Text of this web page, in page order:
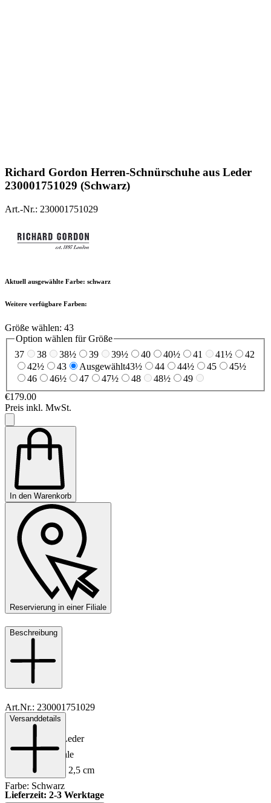
Richard Gordon Herren-Schnürschuhe aus Leder
230001751029 (Schwarz)
Art.-Nr.: 230001751029
Aktuell ausgewählte Farbe: schwarz
Weitere verfügbare Farben:
Größe wählen: 43
Option wählen für Größe
37
38 38½ 39 39½ 40 40½ 41 41½
42
42½
43 Ausgewählt43½ 44 44½ 45
45½
46
46½ 47 47½ 48 48½
49
€179.00
Preis inkl. MwSt.
In den Warenkorb
Reservierung in einer Filiale
Beschreibung
Art.Nr.: 230001751029
Material: Leder
Innenmaterial: Leder
Sohle: Ledersohle
Absatzhöhe: ca. 2,5 cm
Farbe: Schwarz
Versanddetails
Lieferzeit: 2-3 Werktage